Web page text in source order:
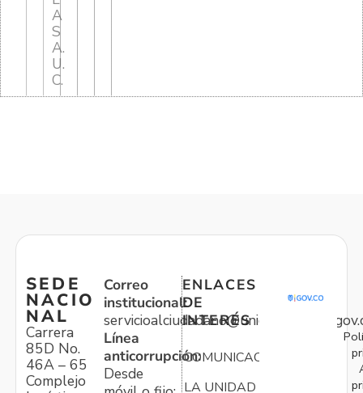
A
S
A.
U.
C.
SEDE
NACIO
NAL
Carrera
85D No.
46A – 65
Complejo
Correo
institucional:
Línea
anticorrupción:
Desde
ENLACES
DE
INTERÉS
COMUNICACIONES
LA UNIDAD